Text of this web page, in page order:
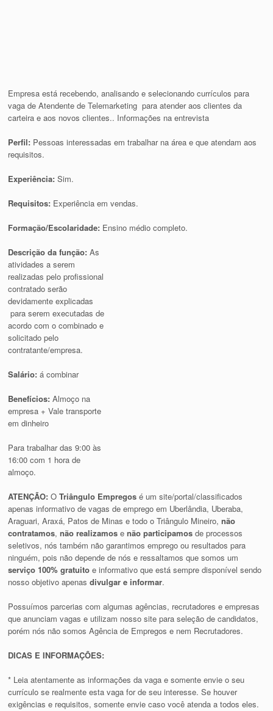
Empresa está recebendo, analisando e selecionando currículos para
vaga de Atendente de Telemarketing para atender aos clientes da
carteira e aos novos clientes.. Informações na entrevista
Perfil: Pessoas interessadas em trabalhar na área e que atendam aos
requisitos.
Experiência:Sim.
Requisitos: Experiência em vendas.
Formação/Escolaridade: Ensino médio completo.
Descrição da função: As
atividades a serem
realizadas pelo profissional
contratado serão
devidamente explicadas
para serem executadas de
acordo com o combinado e
solicitado pelo
contratante/empresa.
Salário:á combinar
Benefícios: Almoço na
empresa + Vale transporte
em dinheiro
Para trabalhar das 9:00 às
16:00 com 1 hora de
almoço.
ATENÇÃO: OTriângulo Empregos é um site/portal/classificados
apenas informativo de vagas de emprego em Uberlândia, Uberaba,
Araguari, Araxá, Patos de Minas e todo o Triângulo Mineiro,não
contratamos,não realizamos enão participamos de processos
seletivos, nós também não garantimos emprego ou resultados para
ninguém, pois não depende de nós e ressaltamos que somos um
serviço 100% gratuito e informativo que está sempre disponível sendo
nosso objetivo apenasdivulgar e informar.
Possuímos parcerias com algumas agências, recrutadores e empresas
que anunciam vagas e utilizam nosso site para seleção de candidatos,
porém nós não somos Agência de Empregos e nem Recrutadores.
DICAS E INFORMAÇÕES:
* Leia atentamente as informações da vaga e somente envie o seu
currículo se realmente esta vaga for de seu interesse. Se houver
exigências e requisitos, somente envie caso você atenda a todos eles.